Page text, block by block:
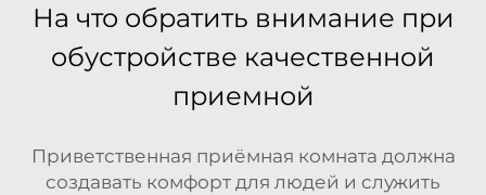
На что обратить внимание при
обустройстве качественной
приемной
Приветственная приёмная комната должна
создавать комфорт для людей и служить